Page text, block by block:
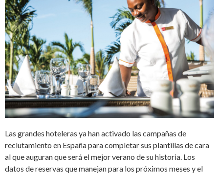
Las grandes hoteleras ya han activado las campañas de
reclutamiento en España para completar sus plantillas de cara
al que auguran que será el mejor verano de su historia. Los
datos de reservas que manejan para los próximos meses y el